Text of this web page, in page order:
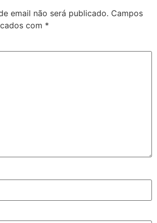
email não será publicado. Campos
com *